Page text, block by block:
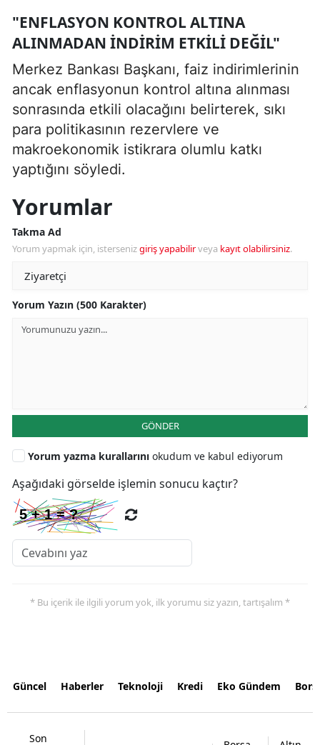
"ENFLASYON KONTROL ALTINA
ALINMADAN İNDIRIM ETKILI DEĞIL"
Merkez Bankası Başkanı, faiz indirimlerinin
ancak enflasyonun kontrol altına alınması
sonrasında etkili olacağını belirterek, sıkı
para politikasının rezervlere ve
makroekonomik istikrara olumlu katkı
yaptığını söyledi.
Yorumlar
Takma Ad
Yorum yapmak için, istersenizgiriş yapabilirveya kayıt olabilirsiniz.
Yorum Yazın (500 Karakter)
GÖNDER
Yorum yazma kurallarını okudum ve kabul ediyorum
Aşağıdaki görselde işlemin sonucu kaçtır?
* Bu içerik ile ilgili yorum yok, ilk yorumu siz yazın, tartışalım *
Güncel Haberler Teknoloji Kredi Eko Gündem
Son